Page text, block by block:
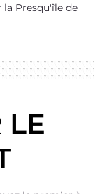
la Presqu'île de
LE